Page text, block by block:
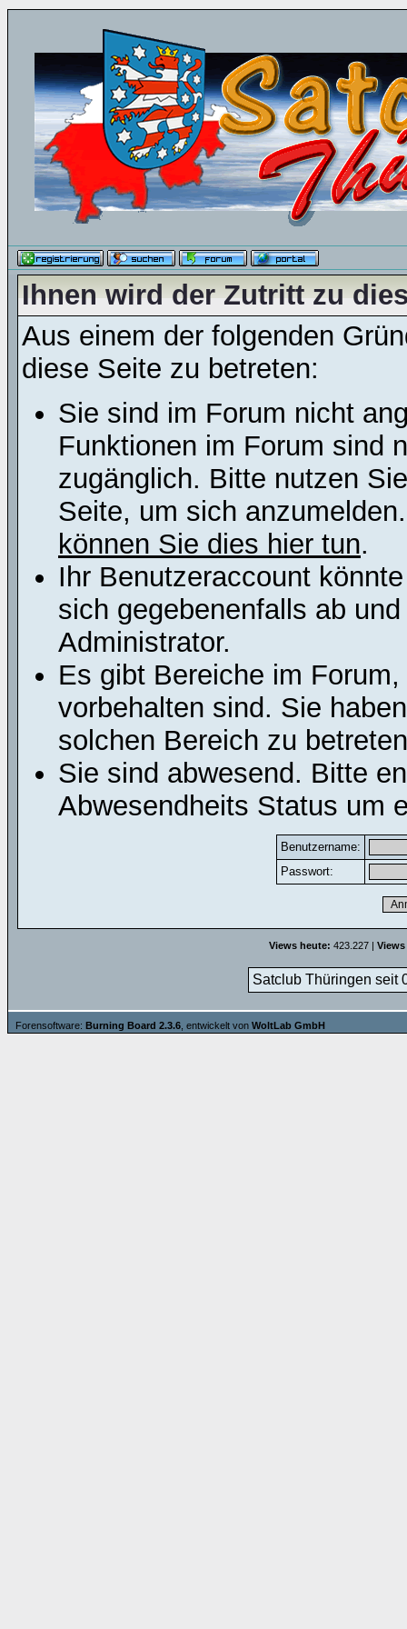
Ihnen wird der Zutritt zu
Aus einem der folgenden
diese Seite zu betreten:
Sie sind im Forum nicht
Funktionen im Forum sind
zugänglich. Bitte nutzen
Seite, um sich
können Sie dies hier tun.
Ihr Benutzeraccount
sich gegebenenfalls ab
Administrator.
Es gibt Bereiche im
vorbehalten sind. Sie
solchen Bereich zu
Sie sind abwesend. Bitte
Abwesendheits Status um
Benutzername:
Passwort:
Views heute: 423.227 |
Satclub Thüringen seit
Forensoftware: Burning Board 2.3.6 , entwickelt von WoltLab GmbH